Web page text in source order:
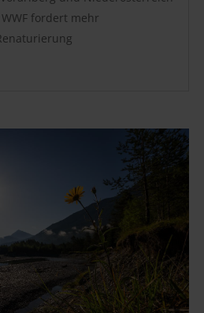
fordert mehr